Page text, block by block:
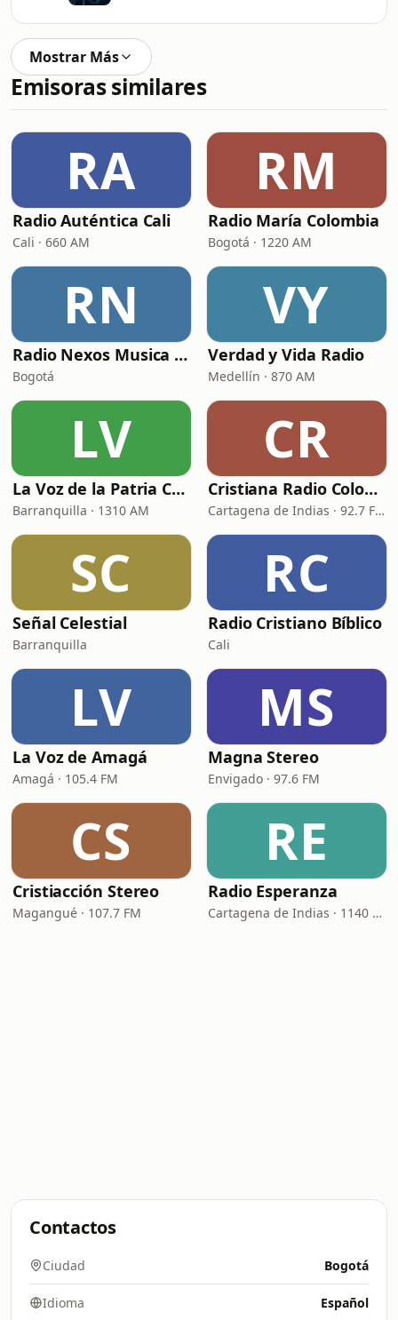
Mostrar Más
Emisoras similares
RA
Radio Auténtica Cali
Cali · 660 AM
RM
Radio María Colombia
Bogotá · 1220 AM
RN
Radio Nexos Musica Cristiana (Iglesia De Jesucristo)
Bogotá
VY
Verdad y Vida Radio
Medellín · 870 AM
LV
La Voz de la Patria Celestial
Barranquilla · 1310 AM
CR
Cristiana Radio Colombia
Cartagena de Indias · 92.7 FM
SC
Señal Celestial
Barranquilla
RC
Radio Cristiano Bíblico
Cali
LV
La Voz de Amagá
Amagá · 105.4 FM
MS
Magna Stereo
Envigado · 97.6 FM
CS
Cristiacción Stereo
Magangué · 107.7 FM
RE
Radio Esperanza
Cartagena de Indias · 1140 AM
Contactos
Ciudad Bogotá
Idioma Español